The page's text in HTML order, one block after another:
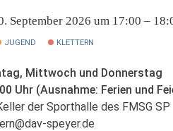
September 2026 um 17:00 –
JUGEND KLETTERN
Mittwoch und Donnerstag
Uhr (Ausnahme: Ferien und
der Sporthalle des FMSG SP
speyer.de